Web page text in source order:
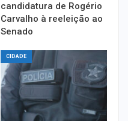
candidatura de Rogério
Carvalho à reeleição ao
Senado
CIDADE